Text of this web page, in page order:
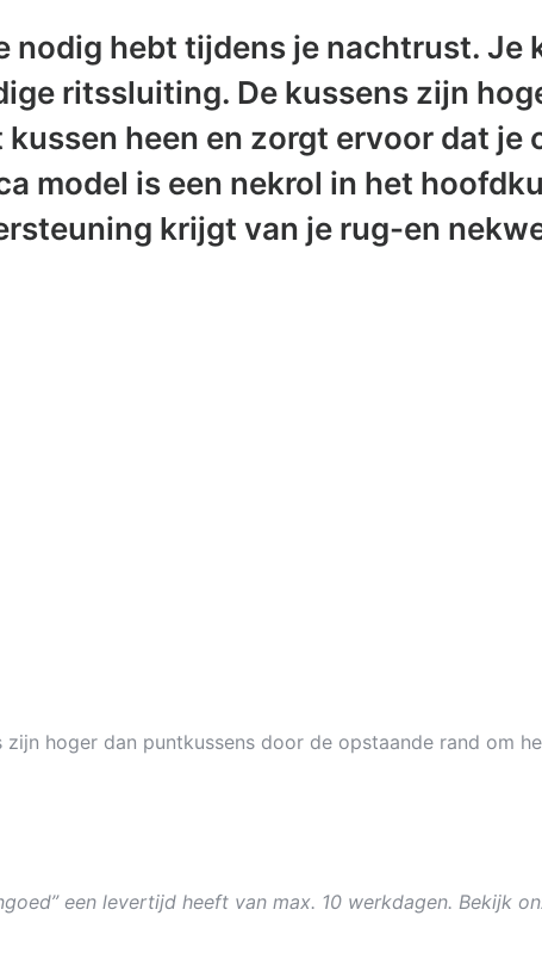
hebt tijdens je nachtrust. Je
ritssluiting. De kussens zijn
heen en zorgt ervoor dat je
model is een nekrol in het
krijgt van je rug-en
hoger dan puntkussens door de opstaande rand om
een levertijd heeft van max. 10 werkdagen. Bekijk